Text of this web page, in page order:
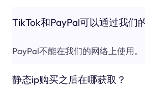
TikTok和PayPal可以通过我们
PayPal不能在我们的网络上使用。
静态ip购买之后在哪获取？